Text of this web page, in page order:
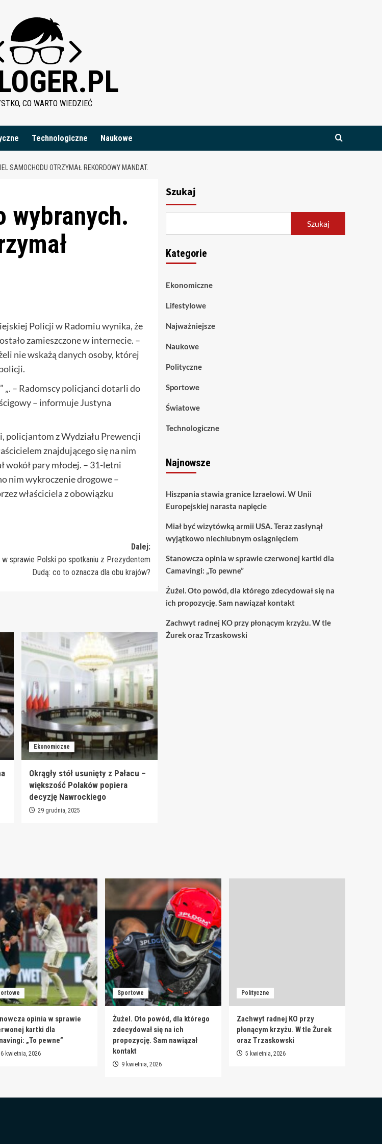
CO WARTO WIEDZIEĆ
Technologiczne Naukowe
SAMOCHODU OTRZYMAŁ REKORDOWY MANDAT.
wybranych.
Policji w Radomiu wynika, że
zamieszczone w internecie. –
nie wskażą danych osoby, której
„. – Radomscy policjanci dotarli do
– informuje Justyna
policjantom z Wydziału Prewencji
znajdującego się na nim
wokół pary młodej. – 31-letni
nim wykroczenie drogowe –
właściciela z obowiązku
Dalej:
w sprawie Polski po spotkaniu z Prezydentem
Dudą: co to oznacza dla obu krajów?
Ekonomiczne
Okrągły stół usunięty z Pałacu –
większość Polaków popiera
decyzję Nawrockiego
29 grudnia, 2025
Szukaj
Szukaj
Kategorie
Ekonomiczne
Lifestylowe
Najważniejsze
Naukowe
Polityczne
Sportowe
Światowe
Technologiczne
Najnowsze
Hiszpania stawia granice Izraelowi. W Unii
Europejskiej narasta napięcie
Miał być wizytówką armii USA. Teraz zasłynął
wyjątkowo niechlubnym osiągnięciem
Stanowcza opinia w sprawie czerwonej kartki dla
Camavingi: „To pewne”
Żużel. Oto powód, dla którego zdecydował się na
ich propozycję. Sam nawiązał kontakt
Zachwyt radnej KO przy płonącym krzyżu. W tle
Żurek oraz Trzaskowski
opinia w sprawie
kartki dla
„To pewne”
kwietnia, 2026
Sportowe
Żużel. Oto powód, dla którego
zdecydował się na ich
propozycję. Sam nawiązał
kontakt
9 kwietnia, 2026
Polityczne
Zachwyt radnej KO przy
płonącym krzyżu. W tle Żurek
oraz Trzaskowski
5 kwietnia, 2026